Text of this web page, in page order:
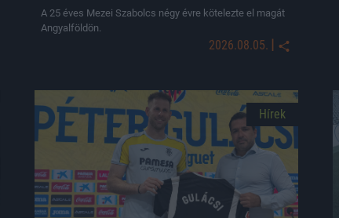
A 25 éves Mezei Szabolcs négy évre kötelezte el magát
Angyalföldön.
2026.08.05. |
Hírek